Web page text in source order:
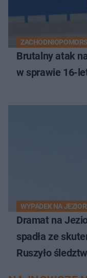
Brutalny atak
w sprawie 16-
WYPADEK NA
Dramat na
spadła ze
Ruszyło